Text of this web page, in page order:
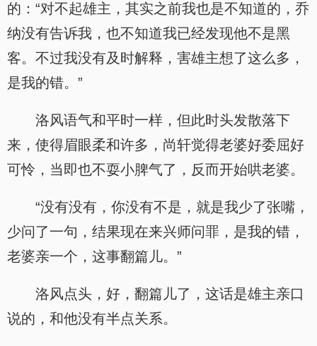
的：“对不起雄主，其实之前我也是不知道的，乔
纳没有告诉我，也不知道我已经发现他不是黑
客。不过我没有及时解释，害雄主想了这么多，
是我的错。”
洛风语气和平时一样，但此时头发散落下
来，使得眉眼柔和许多，尚轩觉得老婆好委屈好
可怜，当即也不耍小脾气了，反而开始哄老婆。
“没有没有，你没有不是，就是我少了张嘴，
少问了一句，结果现在来兴师问罪，是我的错，
老婆亲一个，这事翻篇儿。”
洛风点头，好，翻篇儿了，这话是雄主亲口
说的，和他没有半点关系。